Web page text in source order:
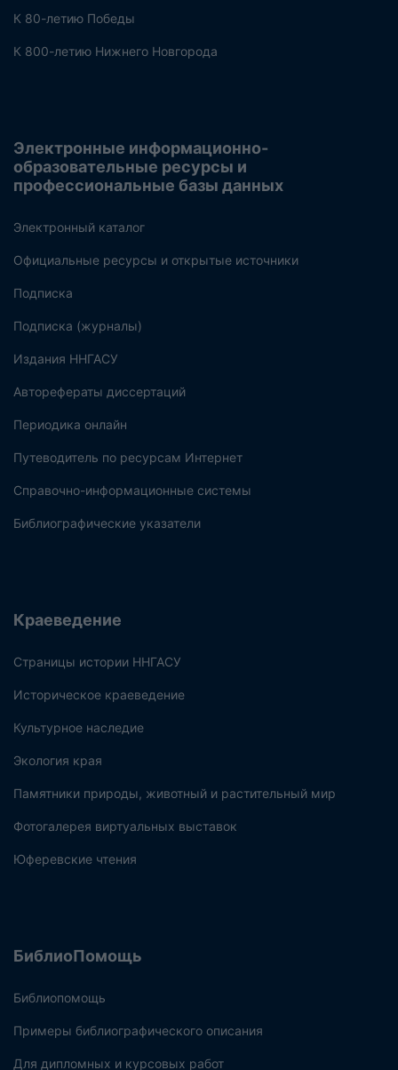
К 80-летию Победы
К 800-летию Нижнего Новгорода
Электронные информационно-
образовательные ресурсы и
профессиональные базы данных
Электронный каталог
Официальные ресурсы и открытые источники
Подписка
Подписка (журналы)
Издания ННГАСУ
Авторефераты диссертаций
Периодика онлайн
Путеводитель по ресурсам Интернет
Справочно-информационные системы
Библиографические указатели
Краеведение
Страницы истории ННГАСУ
Историческое краеведение
Культурное наследие
Экология края
Памятники природы, животный и растительный мир
Фотогалерея виртуальных выставок
Юферевские чтения
БиблиоПомощь
Библиопомощь
Примеры библиографического описания
Для дипломных и курсовых работ